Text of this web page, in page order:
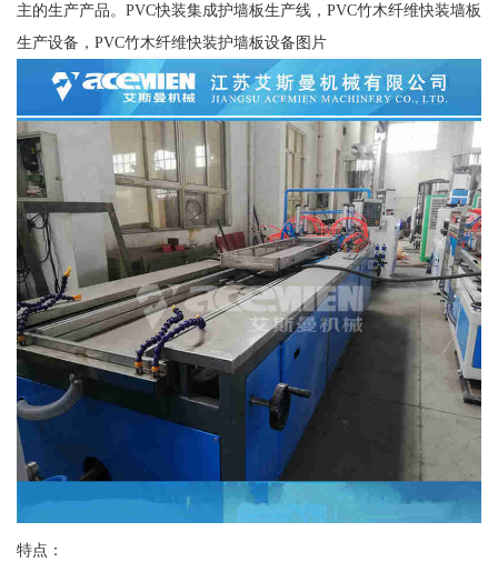
主的生产产品。PVC快装集成护墙板生产线，PVC竹木纤维快装墙板
生产设备，PVC竹木纤维快装护墙板设备图片
特点：